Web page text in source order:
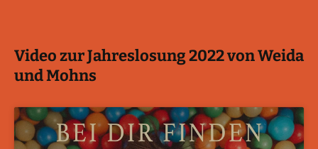
Video zur Jahreslosung 2022 von Weida
und Mohns